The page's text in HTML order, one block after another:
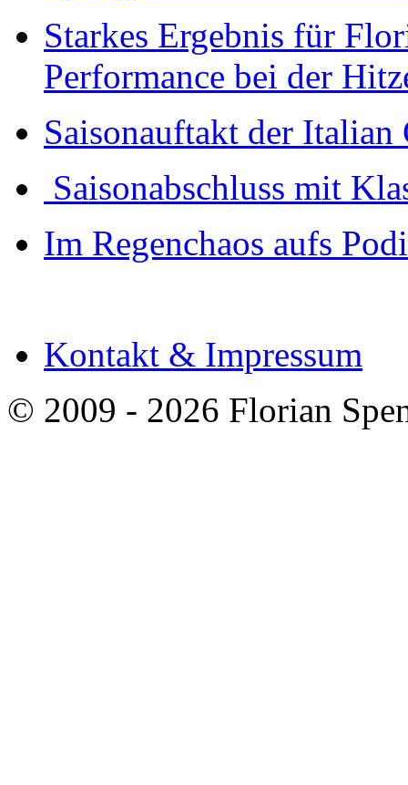
Starkes Ergebnis für
Performance bei der
Saisonauftakt der
Saisonabschluss mit
Im Regenchaos aufs
Kontakt & Impressum
© 2009 - 2026 Florian